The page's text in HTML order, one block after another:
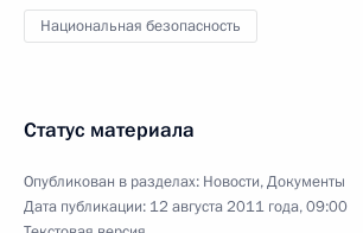
Национальная безопасность
Статус материала
Опубликован в разделах: Новости,Документы
Дата публикации: 12 августа 2011 года, 09:00